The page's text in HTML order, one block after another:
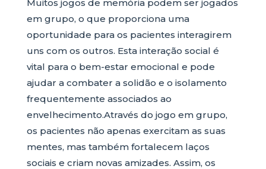
Muitos jogos de memória podem ser jogados
em grupo, o que proporciona uma
oportunidade para os pacientes interagirem
uns com os outros. Esta interação social é
vital para o bem-estar emocional e pode
ajudar a combater a solidão e o isolamento
frequentemente associados ao
envelhecimento.Através do jogo em grupo,
os pacientes não apenas exercitam as suas
mentes, mas também fortalecem laços
sociais e criam novas amizades. Assim, os